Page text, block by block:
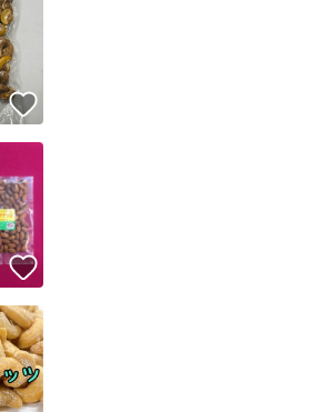
準をクリアした安心・安全なユーザーです
フリマの取引を完了させた実績があります
フリマサービスでの取引実績があります
証しているものではありません
度で24時間以内＆設定した発送日数内に発送してい
報をコピーします
ます
ページへ
ンセル